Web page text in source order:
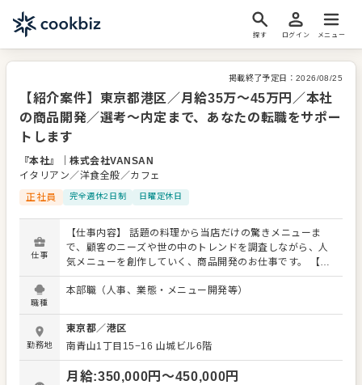
探す ログイン メニュー
掲載終了予定日： 2026/08/25
【紹介案件】東京都港区／月給35万～45万円／本社
の商品開発／選考～内定まで、あなたの転職をサポー
トします
『本社』 ｜株式会社VANSAN
イタリアン／洋食全般／カフェ
正社員
完全週休2日制 日曜定休日
仕事
【仕事内容】 話題の料理から当店だけの驚きメニューま
で、顧客のニーズや世の中のトレンドを調査しながら、人
気メニューを創作していく、商品開発のお仕事です。 【具
体的には】 ①料理＆デザートや顧客のトレンド調査＆社長
とのアイディア交換 ②原価、工数、物流などFC店舗への展
たら店舗展開に向けたマニュアル作成＆店舗指導 【更に下
記のような仕事も期待】 ・社内の新メニューアイディアコ
ンテストの企画や運営 ・店舗提供メニューだけでなくデリ
バリー専用商品、EC商品、お土産＆物販商品、テイクアウ
ト商品などをパッケージから企画 ・更には料理だけにとら
職種
本部職（人事、業態・メニュー開発等）
勤務地
東京都／港区
南青山1丁目15−16 山城ビル6階
月給:350,000円〜450,000円